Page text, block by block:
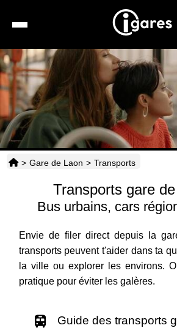
Recherche
Location
Hôtels
Taxis
Horaires
> Gare de Laon > Transports
Transports gare
Bus urbains, cars
Envie de filer direct depuis la
transports peuvent t'aider dans ta
la ville ou explorer les environs.
pratique pour éviter les galères.
Guide des transports